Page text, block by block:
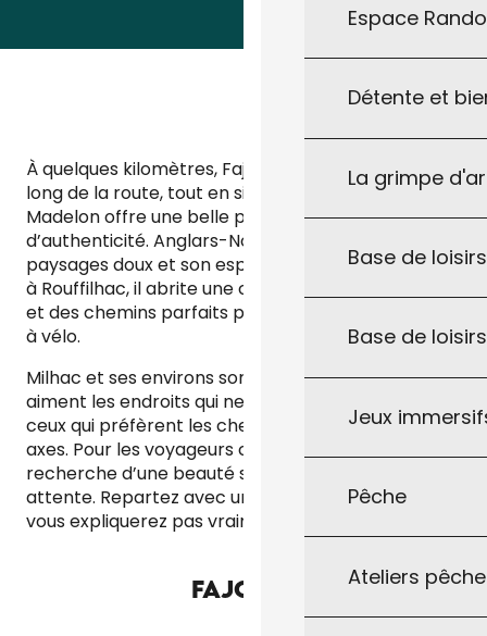
Espace
Détente et
La grimpe
Base de
Base de
Jeux
Pêche
Ateliers
À quelques kilomètres, Fajoles étire ses maisons le
long de la route, tout en simplicité. Saint-Cirq-
Madelon offre une belle parenthèse de calme et
d’authenticité. Anglars-Nozac séduit par ses
paysages doux et son esprit de campagne. Quant
à Rouffilhac, il abrite une charmante petite église
et des chemins parfaits pour s’échapper à pied ou
à vélo.
Milhac et ses environs sont faits pour ceux qui
aiment les endroits qui ne crient pas. Pour celles et
ceux qui préfèrent les chemins discrets aux grands
axes. Pour les voyageurs curieux, sensibles, à la
recherche d’une beauté sincère. Venez sans
attente. Repartez avec un sourire que vous ne
vous expliquerez pas vraiment.
FAJOLES